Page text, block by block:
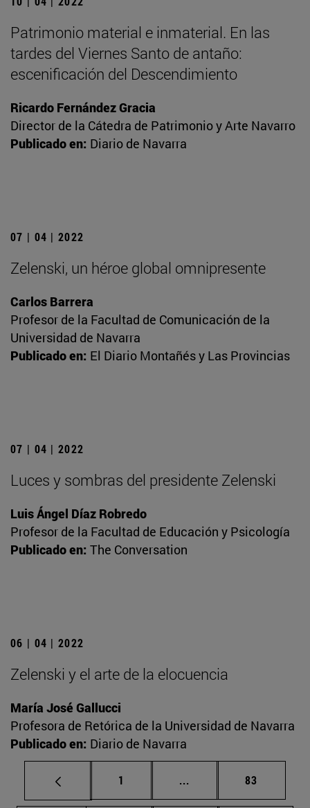
Patrimonio material e inmaterial. En las
tardes del Viernes Santo de antaño:
escenificación del Descendimiento
Ricardo Fernández Gracia
Director de la Cátedra de Patrimonio y Arte Navarro
Publicado en: Diario de Navarra
07 | 04 | 2022
Zelenski, un héroe global omnipresente
Carlos Barrera
Profesor de la Facultad de Comunicación de la
Universidad de Navarra
Publicado en: El Diario Montañés y Las Provincias
07 | 04 | 2022
Luces y sombras del presidente Zelenski
Luis Ángel Díaz Robredo
Profesor de la Facultad de Educación y Psicología
Publicado en: The Conversation
06 | 04 | 2022
Zelenski y el arte de la elocuencia
María José Gallucci
Profesora de Retórica de la Universidad de Navarra
Publicado en: Diario de Navarra
Página
1 ... Páginas intermedias
Página
83